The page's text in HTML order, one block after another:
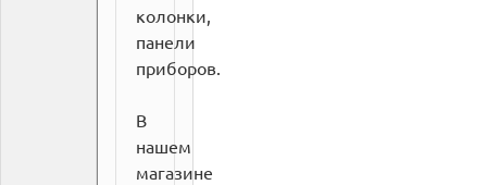
колонки,
панели
приборов.
В
нашем
магазине